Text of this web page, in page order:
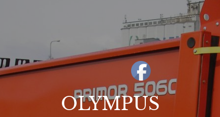
OLYMPUS